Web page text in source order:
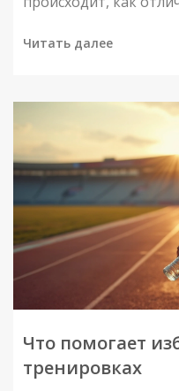
помогает быстрее
Научишься слушать
отдыхать, а когда
Читать далее
Что помогает
тренировках